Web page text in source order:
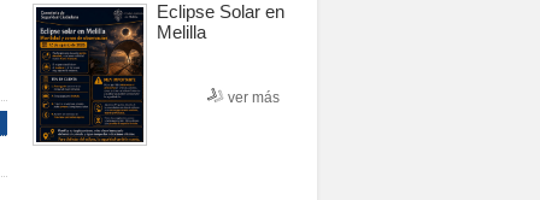
Eclipse Solar en
Melilla
ver más